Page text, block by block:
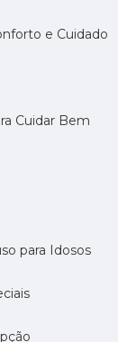
e Cuidado
Cuidar Bem
para Idosos